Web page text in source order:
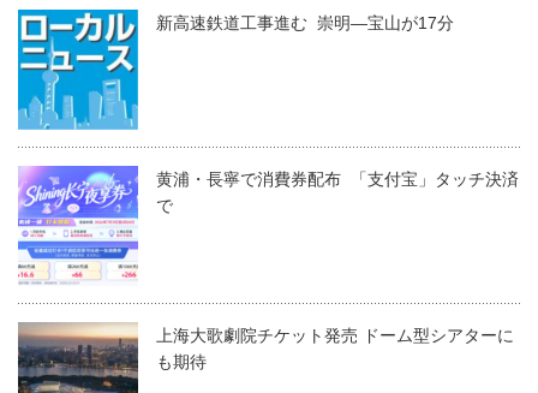
新高速鉄道工事進む 崇明―宝山が17分
黄浦・長寧で消費券配布 「支付宝」タッチ決済
で
上海大歌劇院チケット発売 ドーム型シアターに
も期待